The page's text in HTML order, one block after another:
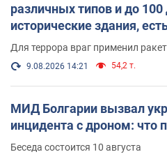
различных типов и до 100
исторические здания,
и видео
Для террора враг применил
9.08.2026 14:21 54,2 т.
МИД Болгарии вызвал
инцидента с дроном: что
Беседа состоится 10 августа